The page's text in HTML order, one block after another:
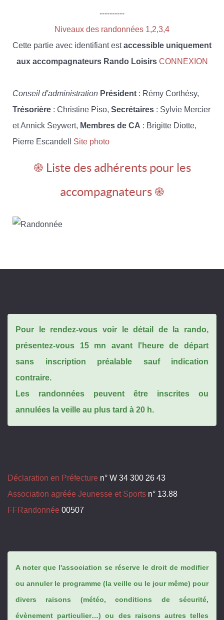
----------
Niveaux des randonnées 1,2,3,4
Cette partie avec identifiant estaccessible uniquement
aux accompagnateurs Rando Loisirs CONNEXION
Conseil d'administration Président : Rémy Corthésy,
Trésorière : Christine Piso, Secrétaires : Sylvie Mercier
et Annick Seywert, Membres de CA : Brigitte Diotte,
Pierre Escandell Site photo
֎ Liste des adhérents pour les
accompagnateurs ֎
Pour le rendez-vous voir le détail de la rando,
présentez-vous 15 mn avant l'heure de départ
sans inscription préalable sauf indication
contraire.
Les randonnées peuvent être inscrites ou
annulées la veille au plus tard à 20 h.
Déclaration en Préfecture n° W 34 300 26 43
Association agréée Jeunesse et Sports n° 13.88
FFRandonnée 00507
A noter que l'association se réserve le droit de modifier
ou annuler le programme (la veille ou le jour même) pour
divers raisons (météo, conditions de sécurité,
évènement particulier…) ou des raisons autres telles